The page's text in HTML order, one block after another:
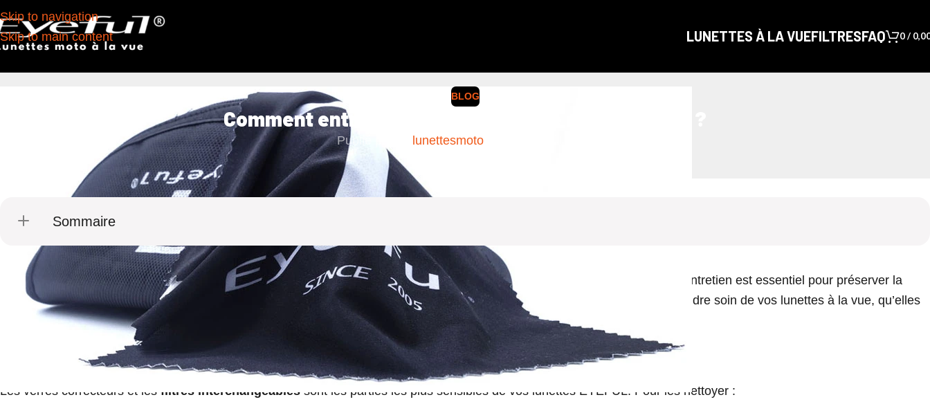
Skip to navigation
Skip to main content
LUNETTES À LA VUEFILTRESFAQ 0/
BLOG
Comment entretenir ses lunettes de moto à la vue ?
Publié par : lunettesmotoActivé 13 août 2025
Sommaire
Que vous utilisiez voslunettes de moto EYEFUL AKOtous les jours ou uniquement pour vos sorties du week-end, un bon entretien est essentiel pour préserver la
qualité de vos verres, la transparence de vos filtres et la longévité de l’ensemble. Voici les gestes simples à adopter pour prendre soin de vos lunettes à la vue, qu’elles
soient montées avec verres progressifs ou non.
1. Nettoyer les filtres et les verres avec précaution
Les verres correcteurs et les filtres interchangeables sont les parties les plus sensibles de vos lunettes EYEFUL. Pour les nettoyer :